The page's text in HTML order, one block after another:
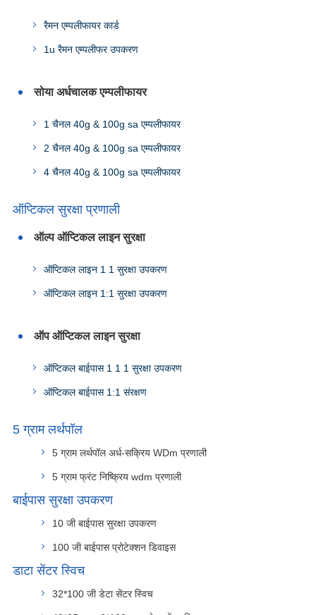
रैमन एम्पलीफायर कार्ड
1u रैमन एम्पलीफर उपकरण
सोया अर्धचालक एम्पलीफायर
1 चैनल 40g & 100g sa एम्पलीफायर
2 चैनल 40g & 100g sa एम्पलीफायर
4 चैनल 40g & 100g sa एम्पलीफायर
ऑप्टिकल सुरक्षा प्रणाली
ऑल्प ऑप्टिकल लाइन सुरक्षा
ऑप्टिकल लाइन 1 1 सुरक्षा उपकरण
ऑप्टिकल लाइन 1:1 सुरक्षा उपकरण
ऑप ऑप्टिकल लाइन सुरक्षा
ऑप्टिकल बाईपास 1 1 1 सुरक्षा उपकरण
ऑप्टिकल बाईपास 1:1 संरक्षण
5 ग्राम लर्थपॉल
5 ग्राम लर्थपॉल अर्ध-सक्रिय WDm प्रणाली
5 ग्राम फ्रंट निष्क्रिय wdm प्रणाली
बाईपास सुरक्षा उपकरण
10 जी बाईपास सुरक्षा उपकरण
100 जी बाईपास प्रोटेक्शन डिवाइस
डाटा सेंटर स्विच
32*100 जी डेटा सेंटर स्विच